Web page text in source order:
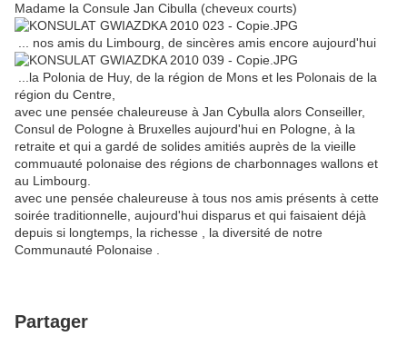
Madame la Consule Jan Cibulla (cheveux courts)
... nos amis du Limbourg, de sincères amis encore aujourd'hui
...la Polonia de Huy, de la région de Mons et les Polonais de la
région du Centre,
avec une pensée chaleureuse à Jan Cybulla alors Conseiller,
Consul de Pologne à Bruxelles aujourd'hui en Pologne, à la
retraite et qui a gardé de solides amitiés auprès de la vieille
commuauté polonaise des régions de charbonnages wallons et
au Limbourg.
avec une pensée chaleureuse à tous nos amis présents à cette
soirée traditionnelle, aujourd'hui disparus et qui faisaient déjà
depuis si longtemps, la richesse , la diversité de notre
Communauté Polonaise .
Partager